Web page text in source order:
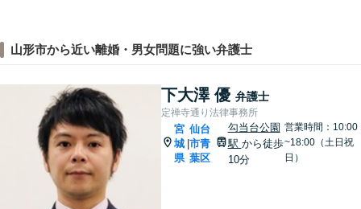
山形市から近い離婚・男女問題に強い弁護士
下大澤 優 弁護士
定禅寺通り法律事務所
宮
城
県
仙台
市青
葉区
勾当台公園
駅 から徒歩
10分
営業時間：10:00
~18:00（土日祝
日）